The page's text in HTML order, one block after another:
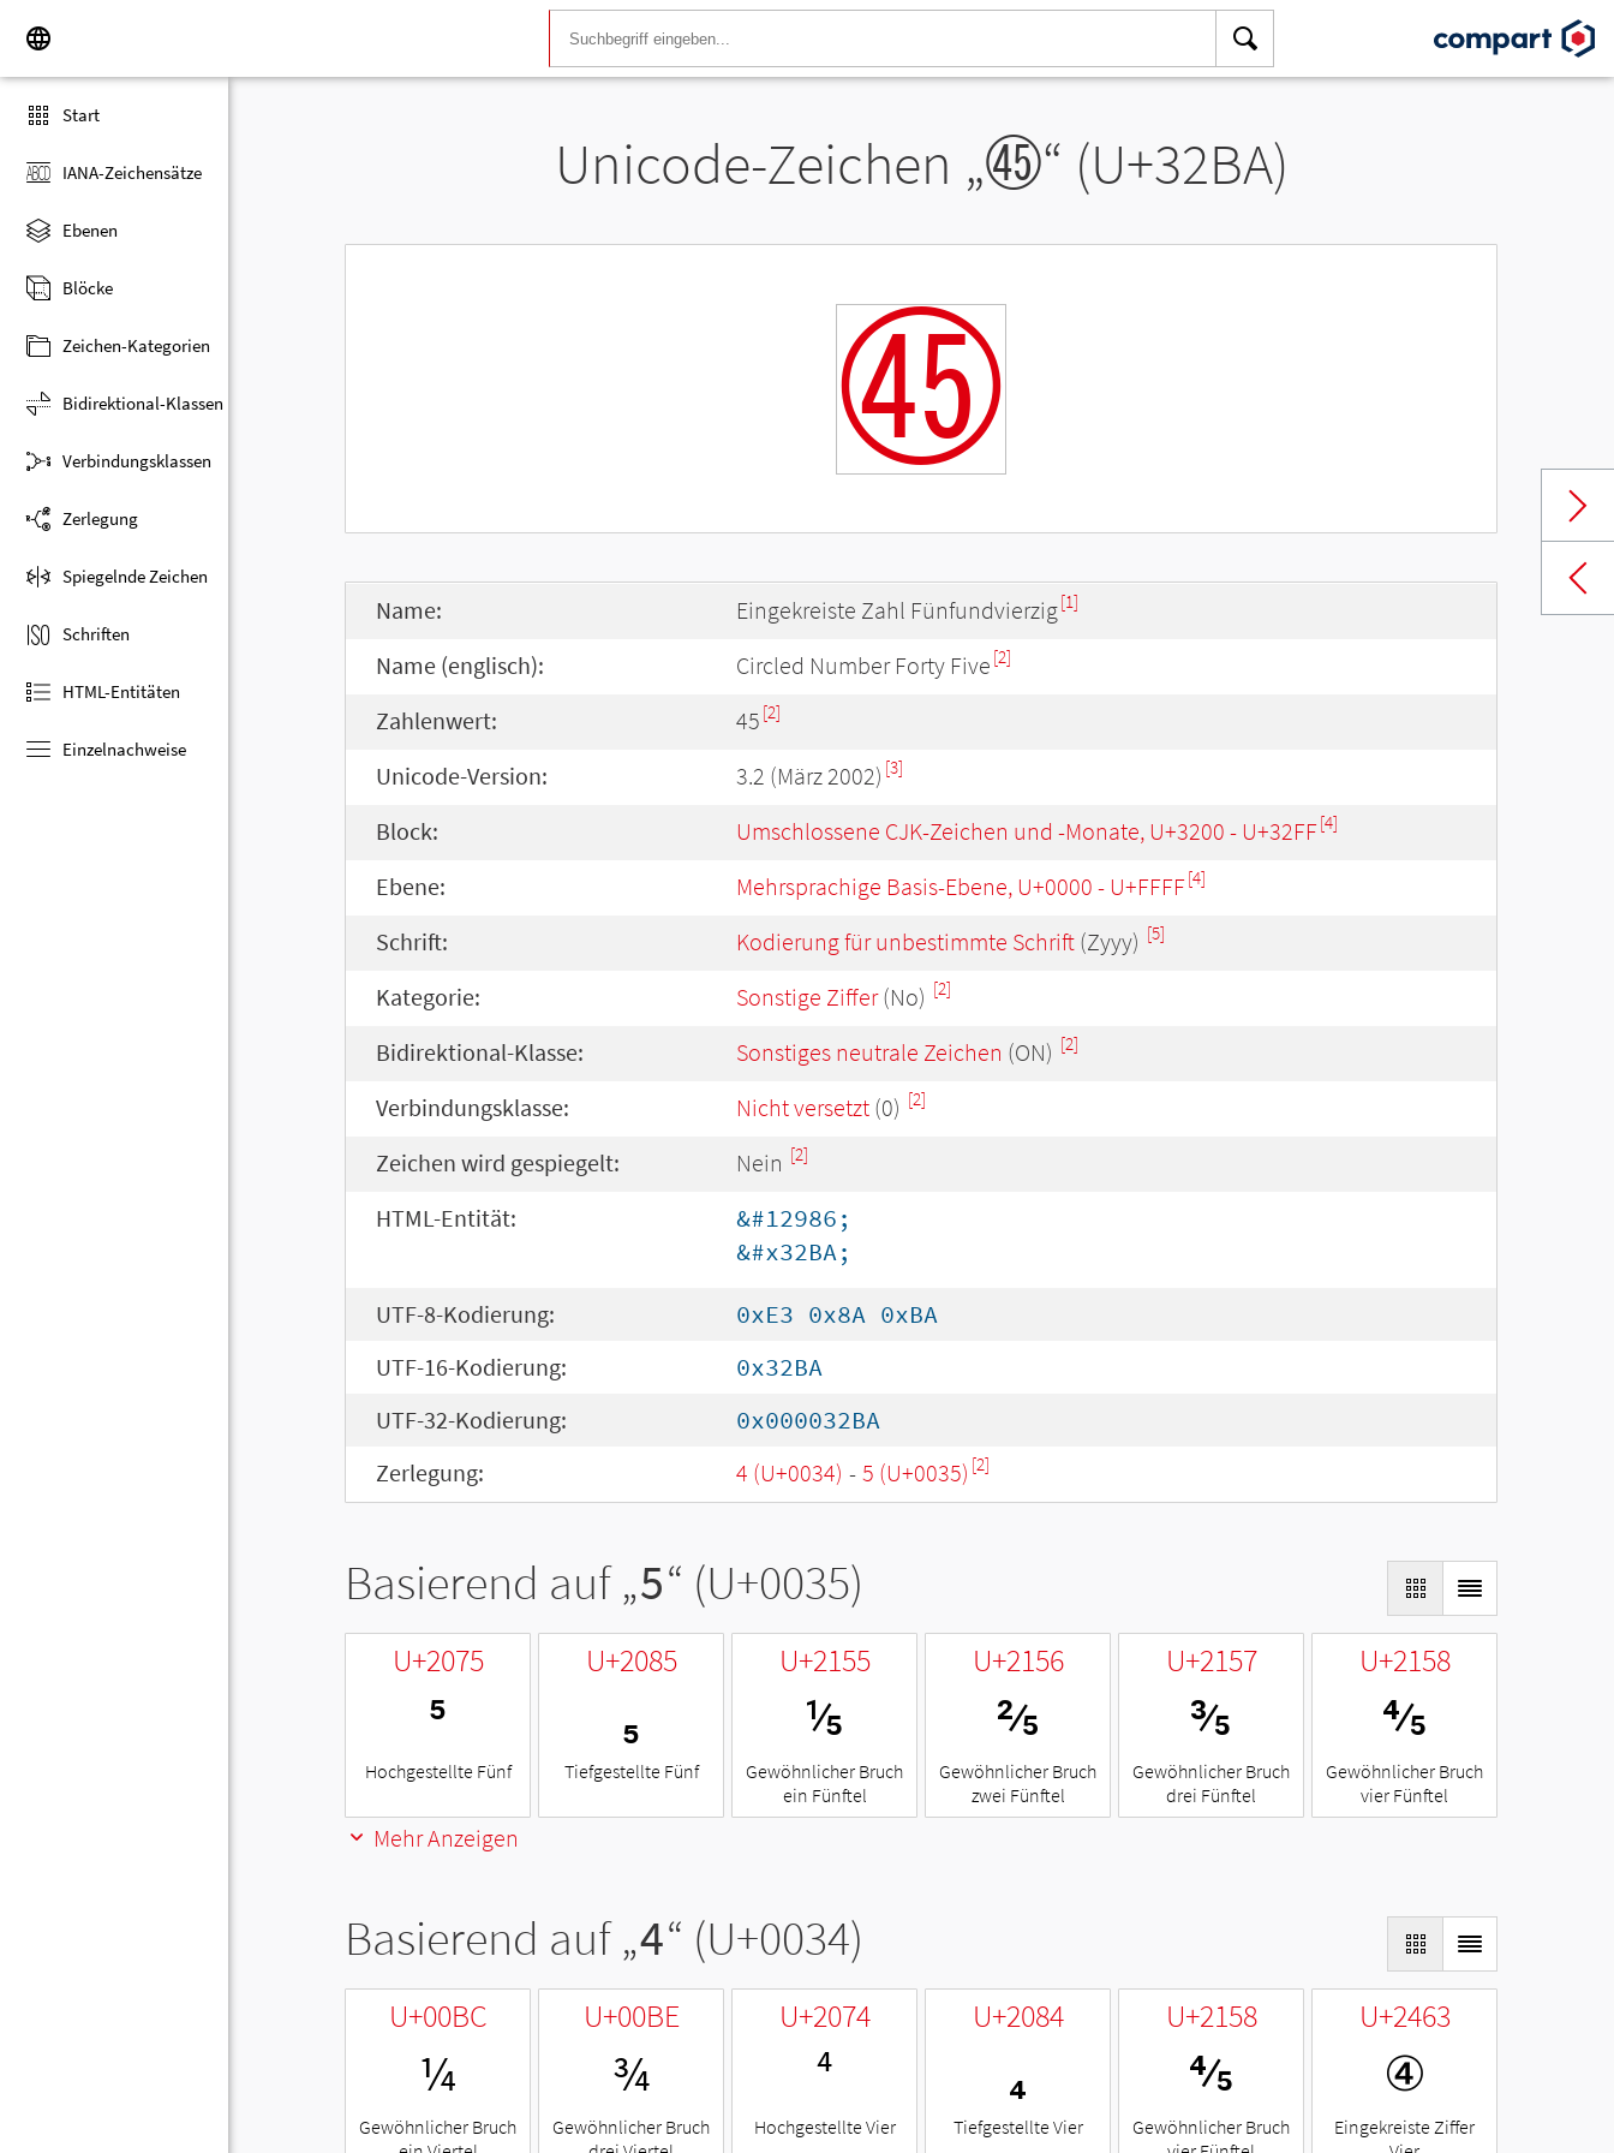
Start
IANA-Zeichensätze
Ebenen
Blöcke
Zeichen-Kategorien
Bidirektional-Klassen
Verbindungsklassen
Zerlegung
Spiegelnde Zeichen
Schriften
HTML-Entitäten
Einzelnachweise
Unicode-Zeichen „㊺“ (U+32BA)
㊺
Name: Eingekreiste Zahl Fünfundvierzig[1]
Name (englisch): Circled Number Forty Five [2]
Zahlenwert: 45 [2]
Unicode-Version: 3.2 (März 2002) [3]
Block: Umschlossene CJK-Zeichen und -Monate, U+3200 - U+32FF[4]
Ebene: Mehrsprachige Basis-Ebene, U+0000 - U+FFFF[4]
Schrift: Kodierung für unbestimmte Schrift (Zyyy) [5]
Kategorie: Sonstige Ziffer(No) [2]
Bidirektional-Klasse: Sonstiges neutrale Zeichen (ON) [2]
Verbindungsklasse: Nicht versetzt (0) [2]
Zeichen wird gespiegelt: Nein [2]
HTML-Entität:
&#12986;
&#x32BA;
UTF-8-Kodierung:
0xE3 0x8A 0xBA
UTF-16-Kodierung:
0x32BA
UTF-32-Kodierung:
0x000032BA
Zerlegung:
4 (U+0034) - 5 (U+0035) [2]
Basierend auf „5“ (U+0035)
U+2075
⁵
Hochgestellte Fünf
U+2085
₅
Tiefgestellte Fünf
U+2155
⅕
Gewöhnlicher Bruch
ein Fünftel
U+2156
⅖
Gewöhnlicher Bruch
zwei Fünftel
U+2157
⅗
Gewöhnlicher Bruch
drei Fünftel
U+2158
⅘
Gewöhnlicher Bruch
vier Fünftel
Mehr Anzeigen
Basierend auf „4“ (U+0034)
U+00BC
¼
Gewöhnlicher Bruch
U+00BE
¾
Gewöhnlicher Bruch
U+2074
⁴
Hochgestellte Vier
U+2084
₄
Tiefgestellte Vier
U+2158
⅘
Gewöhnlicher Bruch
U+2463
④
Eingekreiste Ziffer